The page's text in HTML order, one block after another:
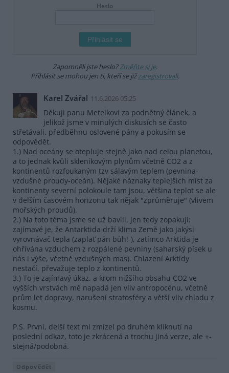
Heslo
Zapomněli jste heslo?Změňte si je.
Přihlásit se mohou jen ti, kteří se jižzaregistrovali.
Karel Zvářal 11.6.2026 05:25
Děkuji panu Metelkovi za podnětný článek, a
jelikož jsme v minulých diskusích se často
střetávali, předběhnu oslovené pány a pokusím se
odpovědět.
1.) Nad oceány se otepluje stejně jako nad celou planetou,
a to jednak kvůli skleníkovým plynům včetně CO2 a z
kontinentů rozfoukaným tzv sálavým teplem (pevnina-
vzdušné proudy-oceán). Nějaké náznaky teplejších míst za
kontinenty severní polokoule tam jsou, většina teplot se ale
v delším časovém horizonu tak nějak "zprůměruje" (vlivem
mořských proudů).
2.) Na toto téma jsme se už bavili, jen tedy zopakuji:
zajímavé je, že Antarktida drží klima Země jako jakýsi
vyrovnávač tepla (zaplať pán bůh!-), zatímco Arktida je
ohřívána vzduchem z rozpálené pevniny (saharský písek u
nás i výše, včetně vzdušných mas). Chlazení Arktidy
nestačí, převažuje teplo z kontinentů.
3.) To je zajímavý úkaz, a krom nižšího obsahu CO2 ve
vyšších vrstvách mě napadá jen vliv antropocénu, včetně
prům let dopravy, narušení stratosféry a větší vliv chladu z
kosmu.
P.S. První, delší text mi zmizel po druhém kliknutí na
poslední odkaz, toto je zkrácená a trochu jiná verze, ale +-
stejná/podobná.
Odpovědět